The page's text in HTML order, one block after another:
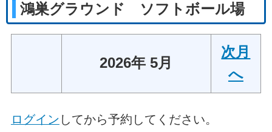
鴻巣グラウンド ソフトボール場
2026年 5月
次月
へ
ログイン してから予約してください。